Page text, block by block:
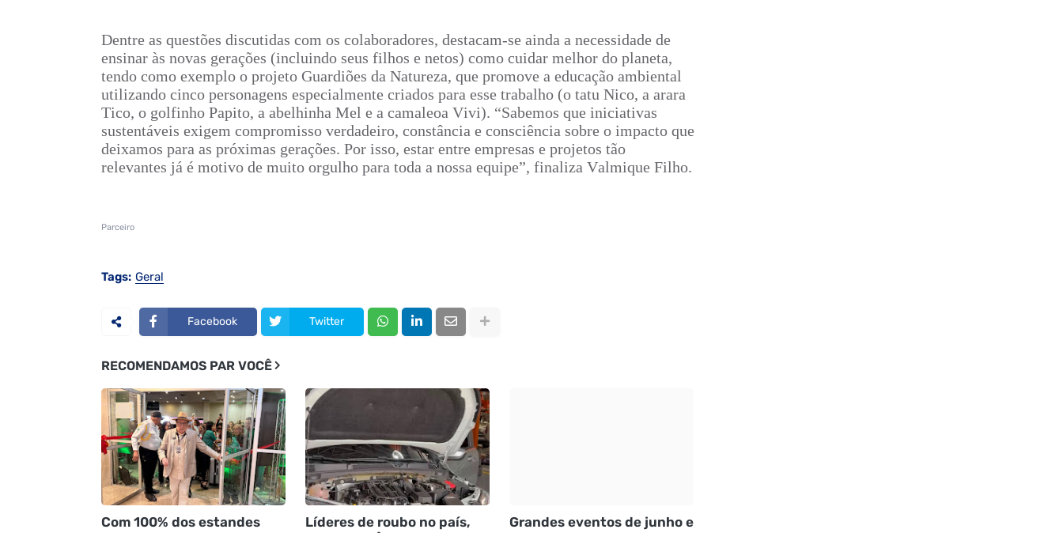
Dentre as questões discutidas com os colaboradores, destacam-se ainda a necessidade de
ensinar às novas gerações (incluindo seus filhos e netos) como cuidar melhor do planeta,
tendo como exemplo o projeto Guardiões da Natureza, que promove a educação ambiental
utilizando cinco personagens especialmente criados para esse trabalho (o tatu Nico, a arara
Tico, o golfinho Papito, a abelhinha Mel e a camaleoa Vivi). “Sabemos que iniciativas
sustentáveis exigem compromisso verdadeiro, constância e consciência sobre o impacto que
deixamos para as próximas gerações. Por isso, estar entre empresas e projetos tão
relevantes já é motivo de muito orgulho para toda a nossa equipe”, finaliza Valmique Filho.
Parceiro
Tags: Geral
Facebook Twitter
RECOMENDAMOS PAR VOCÊ
Com 100% dos estandes
Líderes de roubo no país,
Grandes eventos de junho e